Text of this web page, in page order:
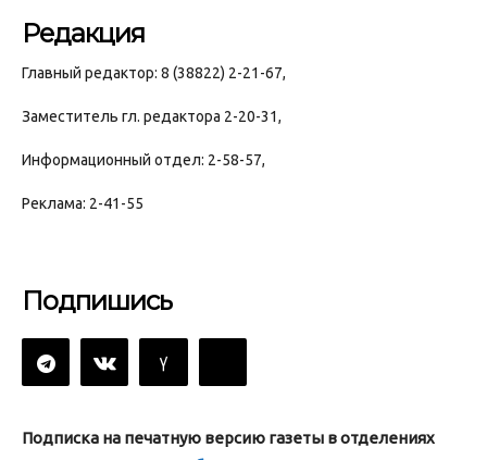
Редакция
Главный редактор: 8 (38822) 2-21-67,
Заместитель гл. редактора 2-20-31,
Информационный отдел: 2-58-57,
Реклама: 2-41-55
Подпишись
Подписка на печатную версию газеты в отделениях